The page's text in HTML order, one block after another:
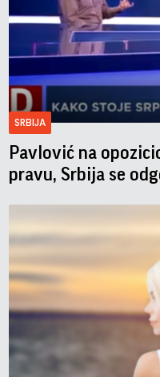
SRBIJA
Pavlović na
pravu, Srbija se